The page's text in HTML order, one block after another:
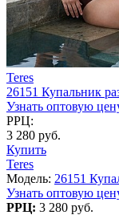
Teres
26151 Купальник
Узнать оптовую
РРЦ:
3 280 руб.
Купить
Teres
Модель: 26151
Узнать оптовую
РРЦ: 3 280 руб.